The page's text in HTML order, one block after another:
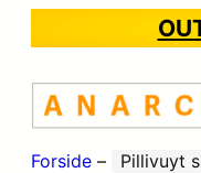
Forside – Pillivuyt